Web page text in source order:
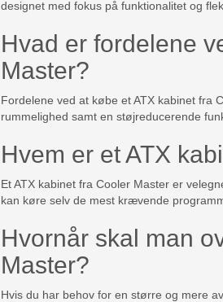
designet med fokus på funktionalitet og
Hvad er fordelene
Master?
Fordelene ved at købe et ATX kabinet fra
rummelighed samt en støjreducerende
Hvem er et ATX
Et ATX kabinet fra Cooler Master er
kan køre selv de mest krævende
Hvornår skal man
Master?
Hvis du har behov for en større og mere